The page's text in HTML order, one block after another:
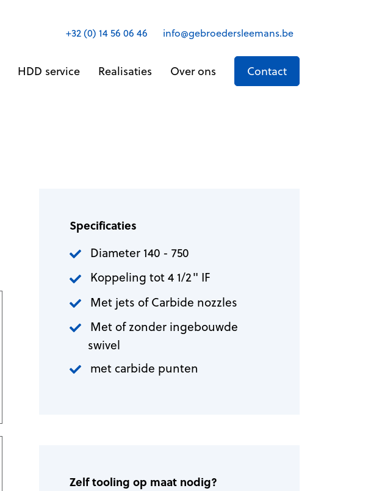
HDD service Realisaties Over ons Contact
+32 (0) 14 56 06 46 info@gebroedersleemans.be
Specificaties
Diameter 140 - 750
Koppeling tot 4 1/2" IF
Met jets of Carbide nozzles
Met of zonder ingebouwde
swivel
met carbide punten
Zelf tooling op maat nodig?